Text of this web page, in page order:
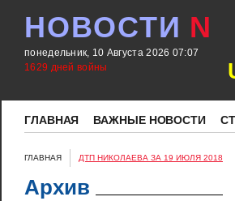
НОВОСТИ N
понедельник, 10 Августа 2026 07:07
1629 дней войны
ГЛАВНАЯ ВАЖНЫЕ НОВОСТИ
ГЛАВНАЯ ДТП НИКОЛАЕВА ЗА 19 ИЮЛЯ 2018
Архив